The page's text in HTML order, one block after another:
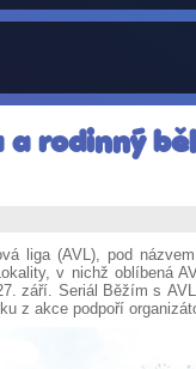
a rodinný
liga (AVL), pod
v nichž
září. Seriál Běžím s
z akce podpoří